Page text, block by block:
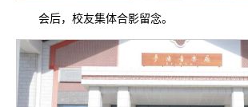
会后，校友集体合影留念。